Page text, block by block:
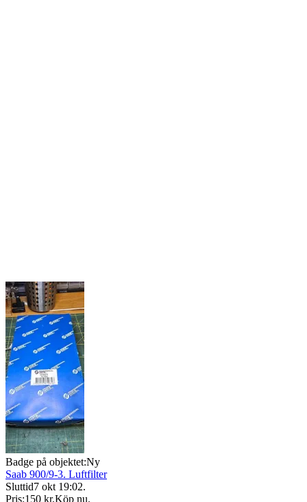
Badge på objektet:Ny
Saab 900/9-3. Luftfilter
Sluttid7 okt 19:02.
Pris:150 kr,Köp nu.